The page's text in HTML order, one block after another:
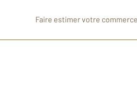
Faire estimer votre